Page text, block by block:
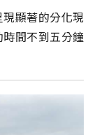
顯著的分化現
間不到五分鐘